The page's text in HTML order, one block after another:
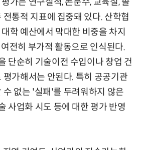
전통적 지표에 집중돼 있다. 산학협
학 예산에서 막대한 비중을 차지
전히 부가적 활동으로 인식된다.
단순히 기술이전 수입이나 창업 건
평가해서는 안된다. 특히 공공기관
수 없는 '실패'를 두려워하지 않은
사업화 시도 등에 대한 평가 반영